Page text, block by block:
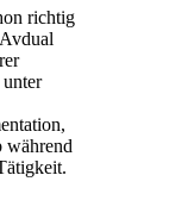
richtig
während